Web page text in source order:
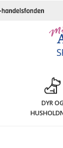
DYR